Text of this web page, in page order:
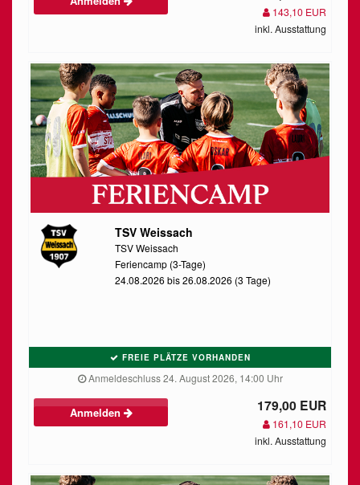
143,10 EUR
inkl. Ausstattung
TSV Weissach
TSV Weissach
Feriencamp (3-Tage)
24.08.2026 bis 26.08.2026 (3 Tage)
FREIE PLÄTZE VORHANDEN
Anmeldeschluss 24. August 2026, 14:00 Uhr
Anmelden 179,00 EUR
161,10 EUR
inkl. Ausstattung